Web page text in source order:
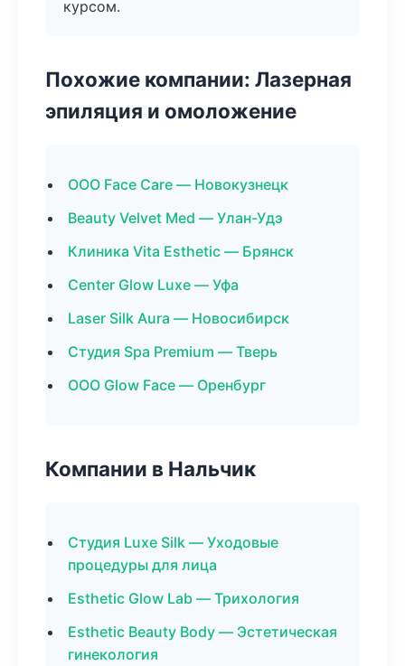
курсом.
Похожие компании: Лазерная
эпиляция и омоложение
ООО Face Care — Новокузнецк
Beauty Velvet Med — Улан-Удэ
Клиника Vita Esthetic — Брянск
Center Glow Luxe — Уфа
Laser Silk Aura — Новосибирск
Студия Spa Premium — Тверь
ООО Glow Face — Оренбург
Компании в Нальчик
Студия Luxe Silk — Уходовые
процедуры для лица
Esthetic Glow Lab — Трихология
Esthetic Beauty Body — Эстетическая
гинекология